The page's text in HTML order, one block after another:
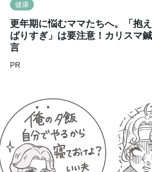
健康
更年期に悩むママたちへ。「抱
ばりすぎ」は要注意！カリスマ
言
PR